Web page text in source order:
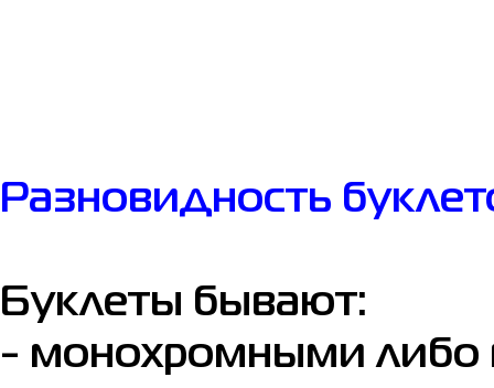
Разновидность
Буклеты бывают:
- монохромными либо